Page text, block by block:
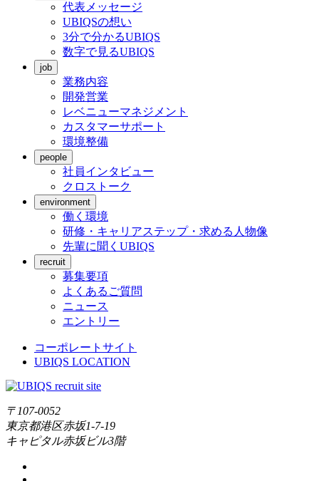
代表メッセージ
UBIQSの想い
3分で分かるUBIQS
数字で見るUBIQS
job
業務内容
開発営業
レベニューマネジメント
カスタマーサポート
環境整備
people
社員インタビュー
クロストーク
environment
働く環境
研修・キャリアステップ・求める人物像
先輩に聞くUBIQS
recruit
募集要項
よくあるご質問
ニュース
エントリー
コーポレートサイト
UBIQS LOCATION
recruit site
〒107-0052
東京都港区赤坂1-7-19
キャピタル赤坂ビル3階